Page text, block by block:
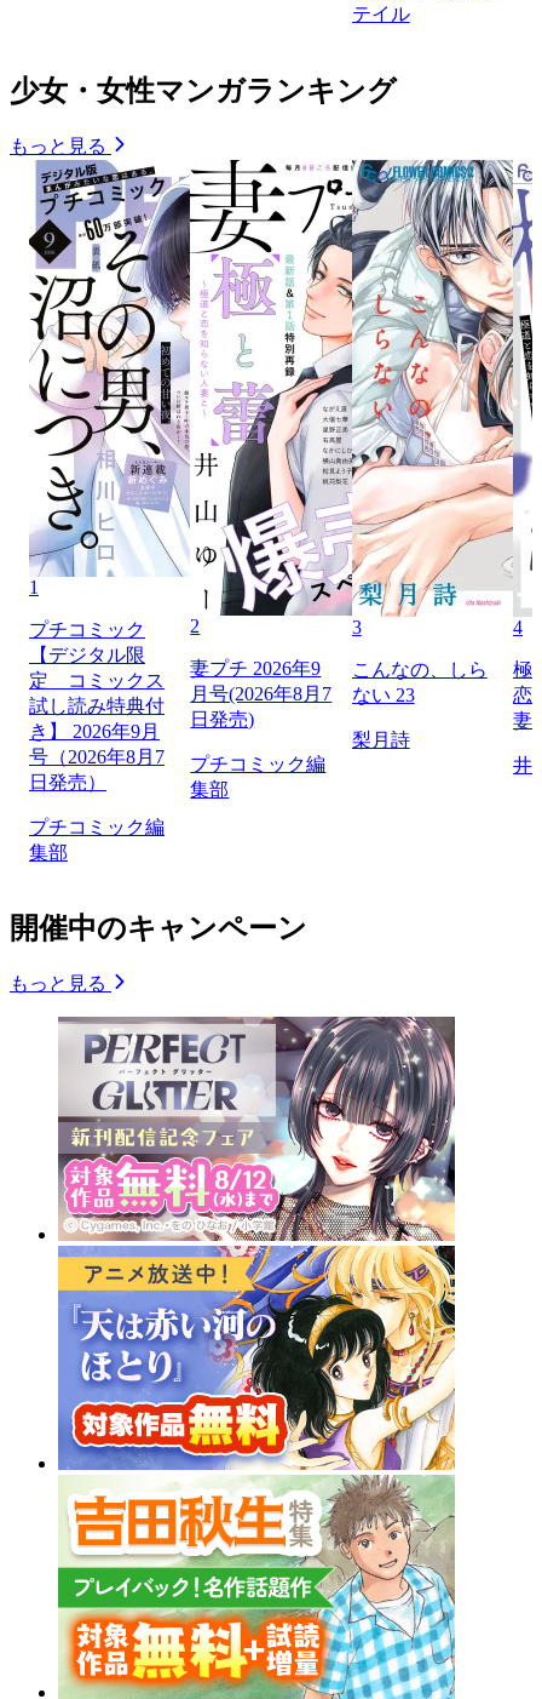
テイル
少女・女性マンガランキング
もっと見る
1
プチコミック
【デジタル限
定 コミックス
試し読み特典付
き】 2026年9月
号（2026年8月7
日発売）
プチコミック編
集部
2
妻プチ 2026年9
月号(2026年8月7
日発売)
プチコミック編
集部
3
こんなの、しら
ない 23
梨月詩
4
極
恋
妻
井
開催中のキャンペーン
もっと見る